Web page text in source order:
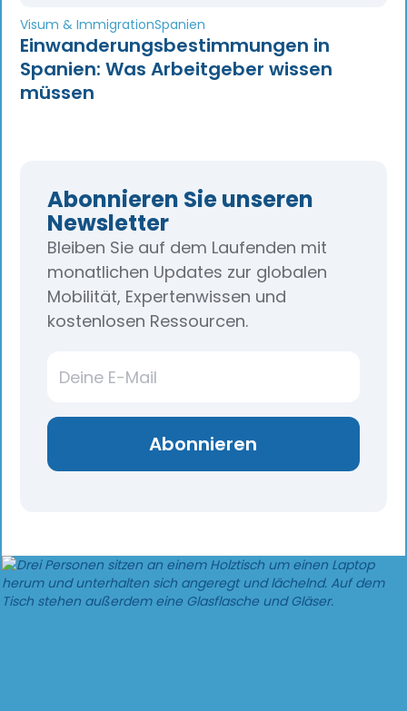
Visum & ImmigrationSpanien
Einwanderungsbestimmungen in
Spanien: Was Arbeitgeber wissen
müssen
Abonnieren Sie unseren
Newsletter
Bleiben Sie auf dem Laufenden mit
monatlichen Updates zur globalen
Mobilität, Expertenwissen und
kostenlosen Ressourcen.